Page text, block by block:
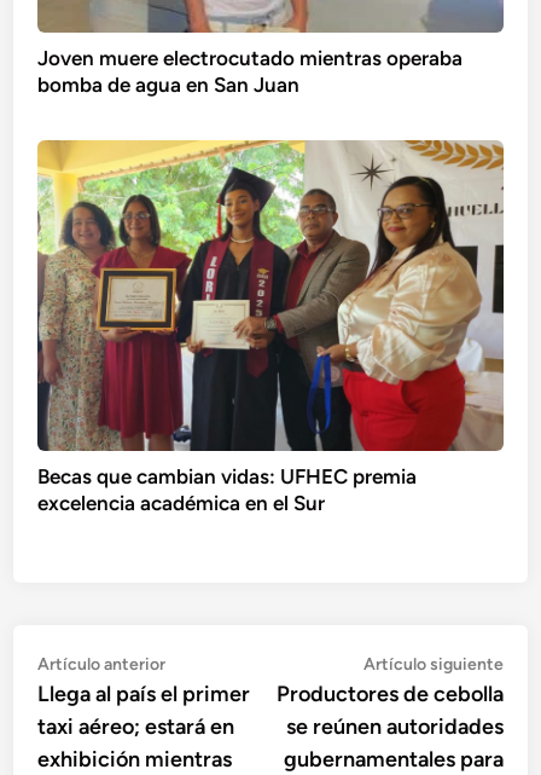
Joven muere electrocutado mientras operaba
bomba de agua en San Juan
Becas que cambian vidas: UFHEC premia
excelencia académica en el Sur
Navegación
de
entradas
Artículo anteriorArtículo
anterior:
Llega al país el primer
taxi aéreo; estará en
exhibición mientras
Artículo siguiente
Productores de cebolla
se reúnen autoridades
gubernamentales para